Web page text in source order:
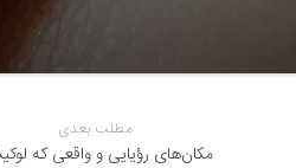
مطلب بعدی
مکان‌های رؤیایی و واقعی که